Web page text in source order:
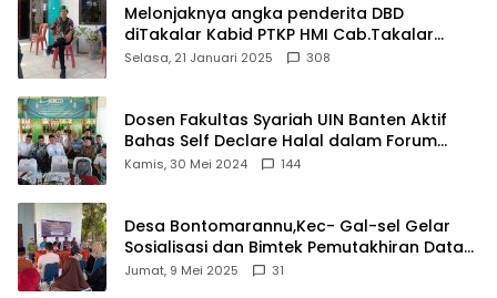
Melonjaknya angka penderita DBD
diTakalar Kabid PTKP HMI Cab.Takalar
angkat bicara
Selasa, 21 Januari 2025 308
Dosen Fakultas Syariah UIN Banten Aktif
Bahas Self Declare Halal dalam Forum
Ijtima Ulama MUI
Kamis, 30 Mei 2024 144
Desa Bontomarannu,Kec- Gal-sel Gelar
Sosialisasi dan Bimtek Pemutakhiran Data
ID
Jumat, 9 Mei 2025 31